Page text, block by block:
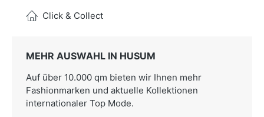
Click & Collect
MEHR AUSWAHL IN HUSUM
Auf über 10.000 qm bieten wir Ihnen mehr
Fashionmarken und aktuelle Kollektionen
internationaler Top Mode.